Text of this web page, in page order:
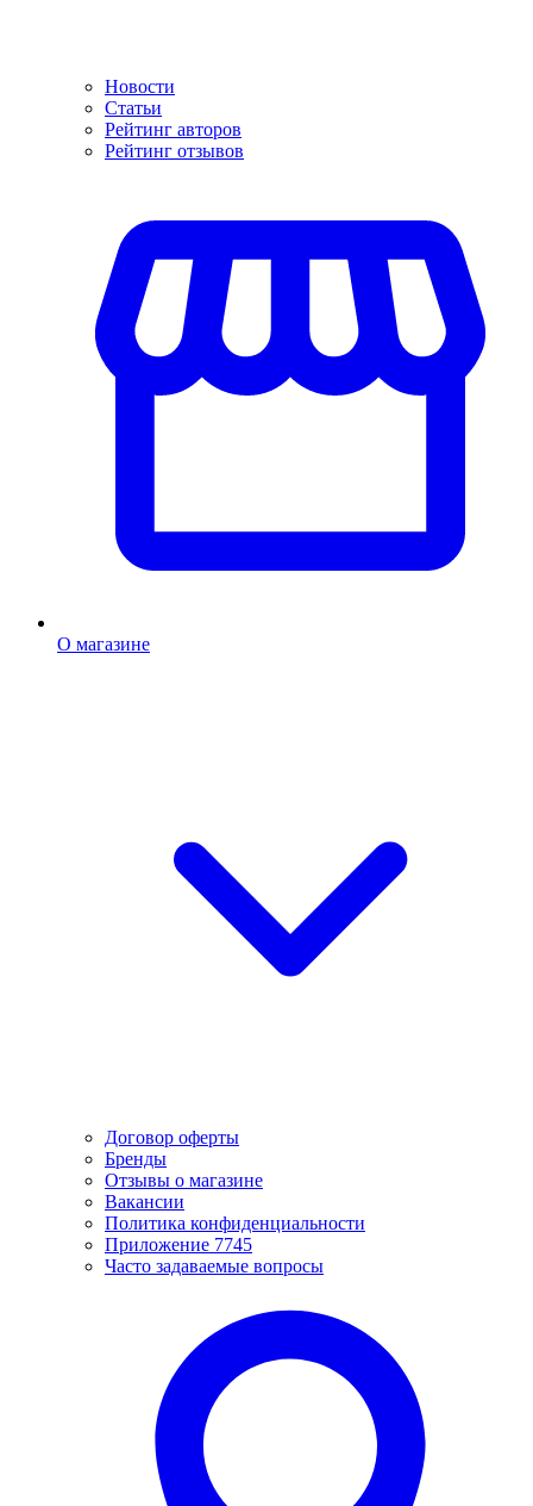
Новости
Статьи
Рейтинг авторов
Рейтинг отзывов
О магазине
Договор оферты
Бренды
Отзывы о магазине
Вакансии
Политика конфиденциальности
Приложение 7745
Часто задаваемые вопросы